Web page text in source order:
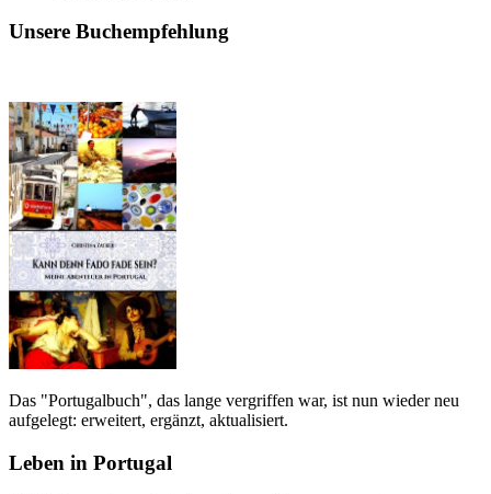
Unsere Buchempfehlung
Das "Portugalbuch", das lange vergriffen war, ist nun wieder neu
aufgelegt: erweitert, ergänzt, aktualisiert.
Leben in Portugal